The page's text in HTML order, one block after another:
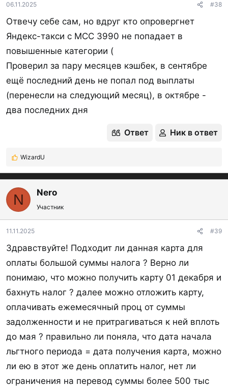
06.11.2025 #38
Отвечу себе сам, но вдруг кто опровергнет
Яндекс-такси с МСС 3990 не попадает в
повышенные категории (
Проверил за пару месяцев кэшбек, в сентябре
ещё последний день не попал под выплаты
(перенесли на следующий месяц), в октябре -
два последних дня
Ответ Ник в ответ
Р
е
а
к
и
и
:
WizardU
N Nero
Участник
11.11.2025 #39
Здравствуйте! Подходит ли данная карта для
оплаты большой суммы налога ? Верно ли
понимаю, что можно получить карту 01 декабря и
бахнуть налог ? далее можно отложить карту,
оплачивать ежемесячный проц от суммы
задолженности и не притрагиваться к ней вплоть
до мая ? правильно ли поняла, что дата начала
льгтного периода = дата получения карта, можно
ли ею в этот же день оплатить налог, нет ли
ограничения на перевод суммы более 500 тыс